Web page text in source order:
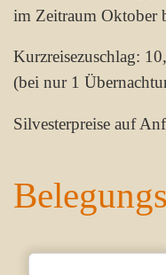
im Zeitraum Oktober
Kurzreisezuschlag:
(bei nur 1
Silvesterpreise auf